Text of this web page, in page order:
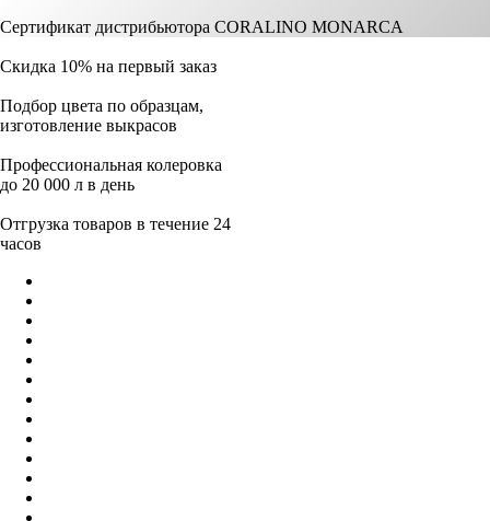
Сертификат дистрибьютора CORALINO MONARCA
Скидка 10% на первый заказ
Подбор цвета по образцам,
изготовление выкрасов
Профессиональная колеровка
до 20 000 л в день
Отгрузка товаров в течение 24
часов